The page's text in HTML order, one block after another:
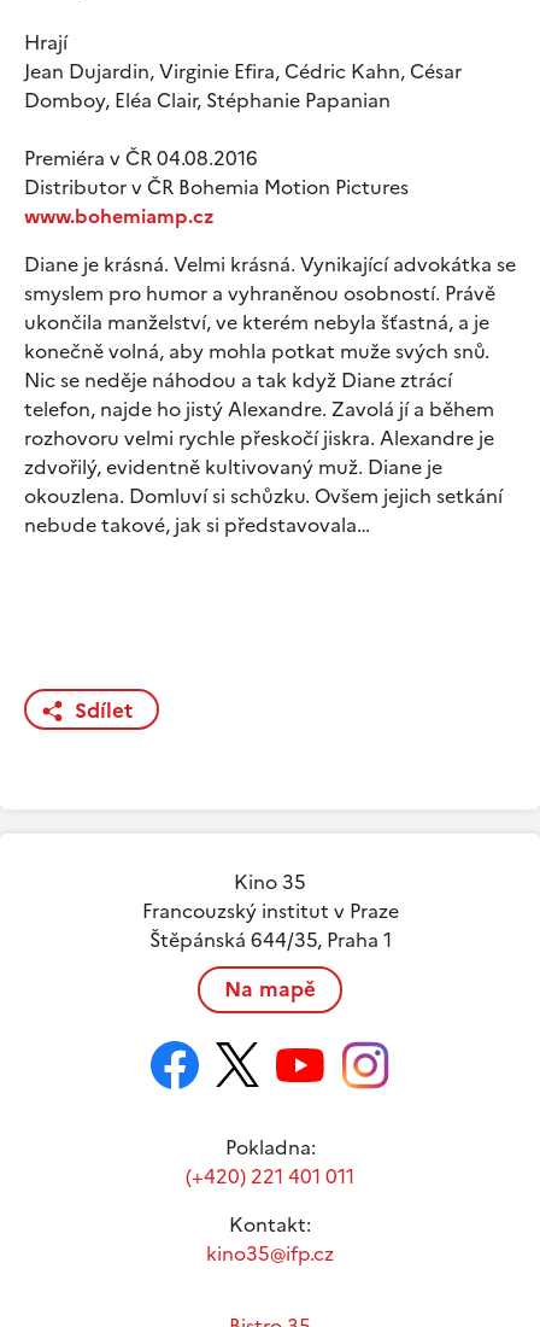
Hrají
Jean Dujardin, Virginie Efira, Cédric Kahn, César
Domboy, Eléa Clair, Stéphanie Papanian
Premiéra v ČR 04.08.2016
Distributor v ČR Bohemia Motion Pictures
www.bohemiamp.cz
Diane je krásná. Velmi krásná. Vynikající advokátka se
smyslem pro humor a vyhraněnou osobností. Právě
ukončila manželství, ve kterém nebyla šťastná, a je
konečně volná, aby mohla potkat muže svých snů.
Nic se neděje náhodou a tak když Diane ztrácí
telefon, najde ho jistý Alexandre. Zavolá jí a během
rozhovoru velmi rychle přeskočí jiskra. Alexandre je
zdvořilý, evidentně kultivovaný muž. Diane je
okouzlena. Domluví si schůzku. Ovšem jejich setkání
nebude takové, jak si představovala…
Sdílet
Kino 35
Francouzský institut v Praze
Štěpánská 644/35, Praha 1
Na mapě
Pokladna:
(+420) 221 401 011
Kontakt:
kino35@ifp.cz